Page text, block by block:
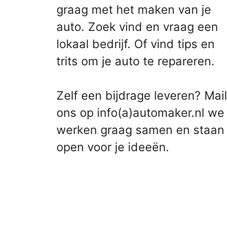
graag met het maken van je
auto. Zoek vind en vraag een
lokaal bedrijf. Of vind tips en
trits om je auto te repareren.
Zelf een bijdrage leveren? Mail
ons op info(a)automaker.nl we
werken graag samen en staan
open voor je ideeën.